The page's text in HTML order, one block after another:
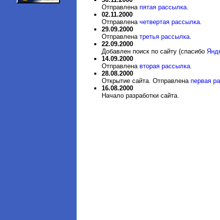
Отправлена пятая рассылка
02.11.2000
Отправлена четвертая рассылка
29.09.2000
Отправлена третья рассылка
22.09.2000
Добавлен поиск по сайту (спасибо
14.09.2000
Отправлена вторая рассылка
28.08.2000
Открытие сайта. Отправлена первая
16.08.2000
Начало разработки сайта.